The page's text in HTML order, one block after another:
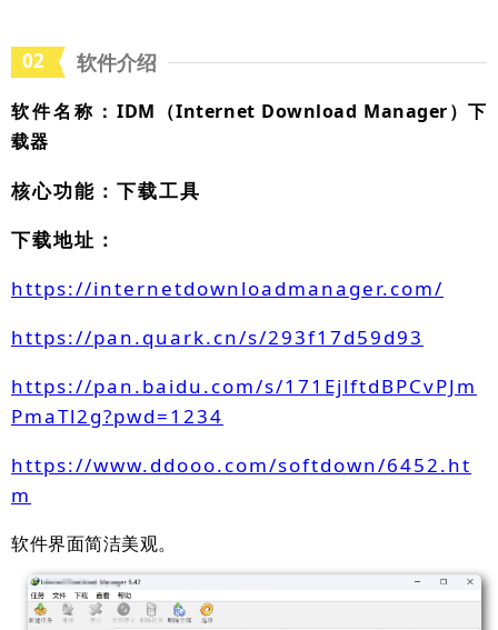
02 软件介绍
软件名称：IDM（Internet Download Manager）下
载器
核心功能：下载工具
下载地址：
https://internetdownloadmanager.com/
https://pan.quark.cn/s/293f17d59d93
https://pan.baidu.com/s/171EjlftdBPCvPJm
PmaTl2g?pwd=1234
https://www.ddooo.com/softdown/6452.ht
m
软件界面简洁美观。